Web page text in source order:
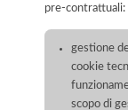
pre-contrattuali:
gestione
cookie
scopo di